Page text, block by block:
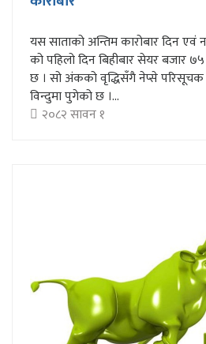
यस साताको अन्तिम कारोबार दिन एवं
को पहिलो दिन बिहीबार सेयर
छ । सो अंकको वृद्धिसँगै नेप्से
विन्दुमा पुगेको छ ।...
२०८२ सावन १